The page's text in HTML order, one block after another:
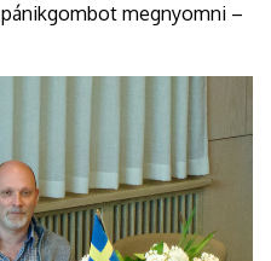
megnyomni –